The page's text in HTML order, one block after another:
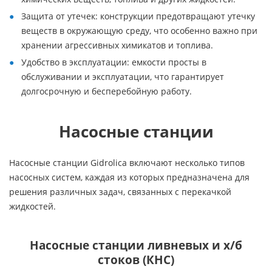
Защита от утечек: конструкции предотвращают утечку
веществ в окружающую среду, что особенно важно при
хранении агрессивных химикатов и топлива.
Удобство в эксплуатации: емкости просты в
обслуживании и эксплуатации, что гарантирует
долгосрочную и бесперебойную работу.
Насосные станции
Насосные станции Gidrolica включают несколько типов
насосных систем, каждая из которых предназначена для
решения различных задач, связанных с перекачкой
жидкостей.
Насосные станции ливневых и х/б
стоков (КНС)